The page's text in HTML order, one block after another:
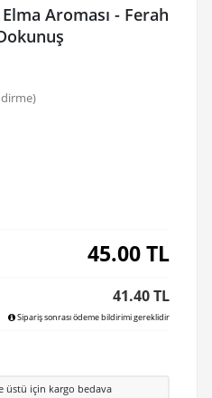
Aroması - Ferah
45.00TL
41.40 TL
Sipariş sonrası ödeme bildirimi gereklidir
üstü için kargo bedava